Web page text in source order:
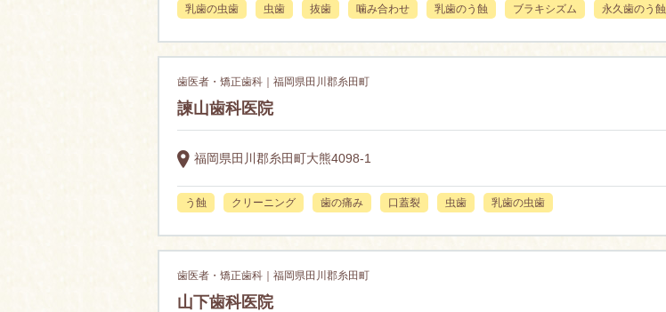
乳歯の虫歯 虫歯 抜歯 噛み合わせ 乳歯のう蝕 ブラキシズム 永久歯のう蝕
歯医者・矯正歯科｜福岡県田川郡糸田町
諫山歯科医院
福岡県田川郡糸田町大熊4098-1
う蝕 クリーニング 歯の痛み 口蓋裂 虫歯 乳歯の虫歯
歯医者・矯正歯科｜福岡県田川郡糸田町
山下歯科医院